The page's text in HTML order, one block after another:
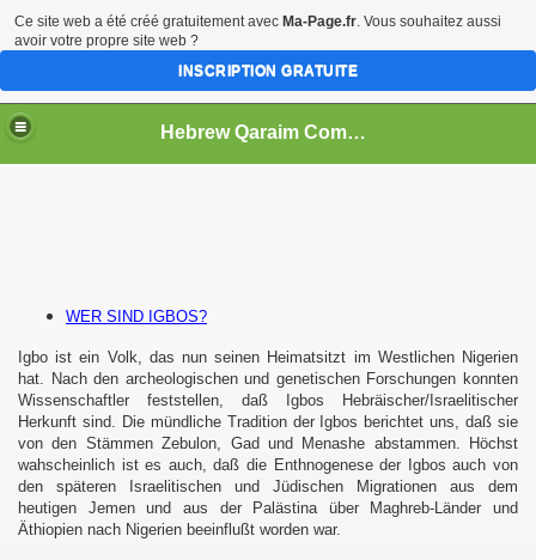
Hebrew Qaraim Community "Igbo Bene Israel"
WER SIND IGBOS?
Igbo ist ein Volk, das nun seinen Heimatsitzt im Westlichen Nigerien
hat. Nach den archeologischen und genetischen Forschungen konnten
Wissenschaftler feststellen, daß Igbos Hebräischer/Israelitischer
Herkunft sind. Die mündliche Tradition der Igbos berichtet uns, daß sie
von den Stämmen Zebulon, Gad und Menashe abstammen. Höchst
wahscheinlich ist es auch, daß die Enthnogenese der Igbos auch von
den späteren Israelitischen und Jüdischen Migrationen aus dem
heutigen Jemen und aus der Palästina über Maghreb-Länder und
Äthiopien nach Nigerien beeinflußt worden war.
Ce site web a été créé gratuitement avec Ma-Page.fr. Vous souhaitez aussi
avoir votre propre site web ?
INSCRIPTION GRATUITE